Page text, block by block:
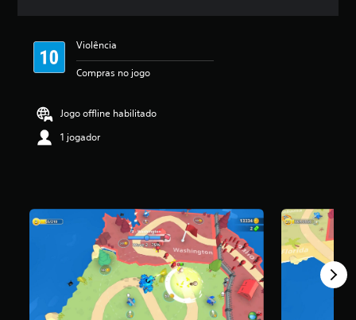
s
i
c
ç
Violência
Compras no jogo
Jogo offline habilitado
1 jogador